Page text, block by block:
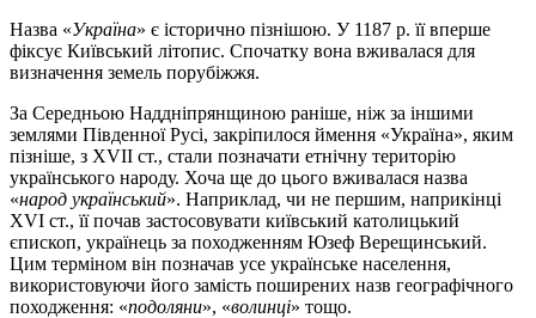
Назва «Україна» є історично пізнішою. У 1187 р. її вперше
фіксує Київський літопис. Спочатку вона вживалася для
визначення земель порубіжжя.
За Середньою Наддніпрянщиною раніше, ніж за іншими
землями Південної Русі, закріпилося ймення «Україна», яким
пізніше, з XVІІ ст., стали позначати етнічну територію
українського народу. Хоча ще до цього вживалася назва
«народ український». Наприклад, чи не першим, наприкінці
ХVІ ст., її почав застосовувати київський католицький
єпископ, українець за походженням Юзеф Верещинський.
Цим терміном він позначав усе українське населення,
використовуючи його замість поширених назв географічного
походження: «подоляни», «волинці» тощо.